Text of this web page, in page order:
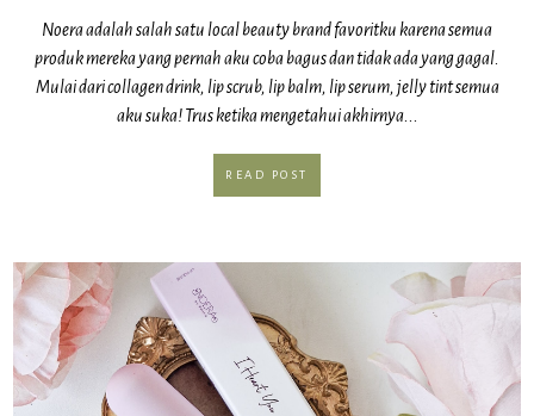
Noera adalah salah satu local beauty brand favoritku karena semua
produk mereka yang pernah aku coba bagus dan tidak ada yang gagal.
Mulai dari collagen drink, lip scrub, lip balm, lip serum, jelly tint semua
aku suka! Trus ketika mengetahui akhirnya...
READ POST